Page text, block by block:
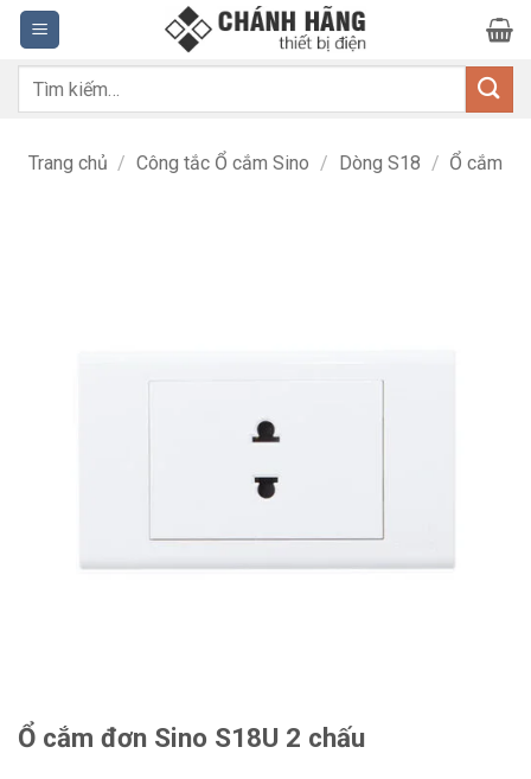
Bỏ
qua
nội
dung
Tìm
Trang chủ / Công tắc Ổ cắm Sino / Dòng S18 / Ổ cắm
Ổ cắm đơn Sino S18U 2 chấu